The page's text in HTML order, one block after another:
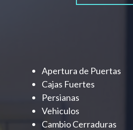
Apertura de Puertas
Cajas Fuertes
Persianas
Vehiculos
Cambio Cerraduras